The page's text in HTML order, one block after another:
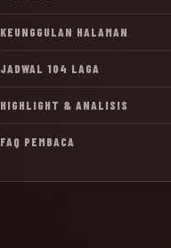
KEUNGGULAN HALAMAN
JADWAL 104 LAGA
HIGHLIGHT & ANALISIS
FAQ PEMBACA